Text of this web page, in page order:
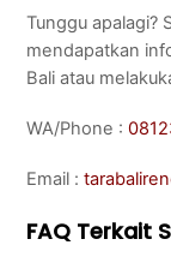
Tunggu apalagi?
mendapatkan
Bali atau
WA/Phone :
Email :
FAQ Terkait